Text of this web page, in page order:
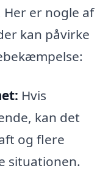
er nogle af
kan påvirke
Hvis
kan det
og flere
situationen.